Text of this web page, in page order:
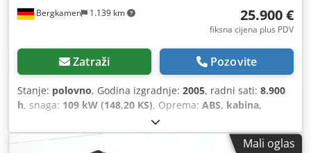
Bergkamen 1.139 km 25.900 €
fiksna cijena plus PDV
Zatraži Pozovite
Stanje: polovno, Godina izgradnje: 2005, radni sati: 8.900
h, snaga: 109 kW (148,20 KS), Oprema: ABS, kabina,
klima-uređaj, pogon na sve točkove
Mali oglas